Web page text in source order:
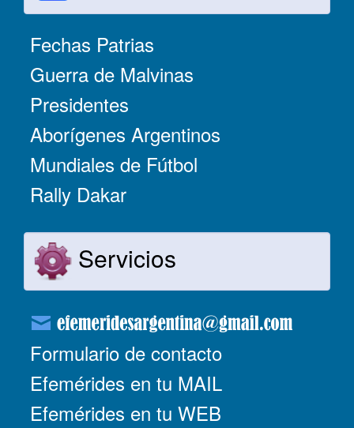
Fechas Patrias
Guerra de Malvinas
Presidentes
Aborígenes Argentinos
Mundiales de Fútbol
Rally Dakar
Servicios
Formulario de contacto
Efemérides en tu MAIL
Efemérides en tu WEB